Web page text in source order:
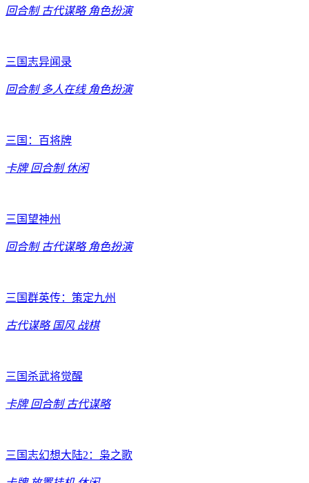
回合制 古代谋略 角色扮演
三国志异闻录
回合制 多人在线 角色扮演
三国：百将牌
卡牌 回合制 休闲
三国望神州
回合制 古代谋略 角色扮演
三国群英传：策定九州
古代谋略 国风 战棋
三国杀武将觉醒
卡牌 回合制 古代谋略
三国志幻想大陆2：枭之歌